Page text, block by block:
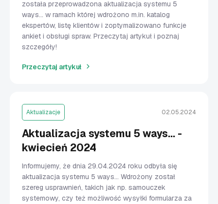
została przeprowadzona aktualizacja systemu 5
ways... w ramach której wdrożono m.in. katalog
ekspertów, listę klientów i zoptymalizowano funkcje
ankiet i obsługi spraw. Przeczytaj artykuł i poznaj
szczegóły!
Przeczytaj artykuł
Aktualizacje 02.05.2024
Aktualizacja systemu 5 ways... -
kwiecień 2024
Informujemy, że dnia 29.04.2024 roku odbyła się
aktualizacja systemu 5 ways… Wdrożony został
szereg usprawnień, takich jak np. samouczek
systemowy, czy też możliwość wysyłki formularza za